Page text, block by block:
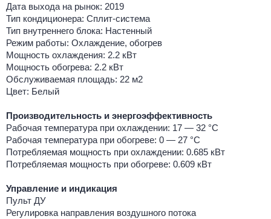
Дата выхода на рынок: 2019
Тип кондиционера: Сплит-система
Тип внутреннего блока: Настенный
Режим работы: Охлаждение, обогрев
Мощность охлаждения: 2.2 кВт
Мощность обогрева: 2.2 кВт
Обслуживаемая площадь: 22 м2
Цвет: Белый
Производительность и энергоэффективность
Рабочая температура при охлаждении: 17 — 32 °C
Рабочая температура при обогреве: 0 — 27 °C
Потребляемая мощность при охлаждении: 0.685 кВт
Потребляемая мощность при обогреве: 0.609 кВт
Управление и индикация
Пульт ДУ
Регулировка направления воздушного потока